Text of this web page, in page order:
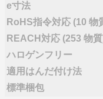
e寸法
RoHS指令対応 (10 物
REACH対応 (253 物
ハロゲンフリー
適用はんだ付け法
標準梱包